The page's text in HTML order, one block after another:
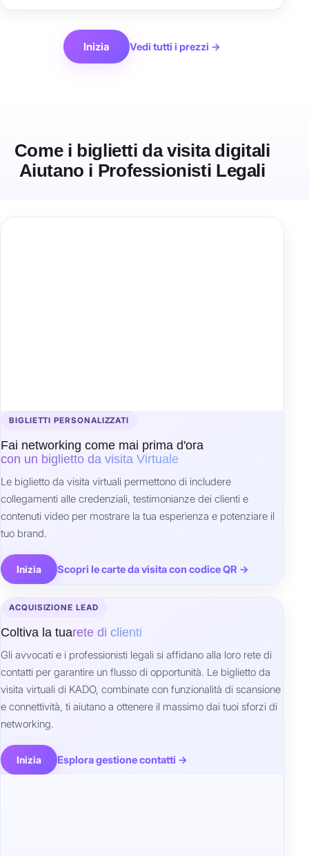
Inizia Vedi tutti i prezzi →
Come i biglietti da visita digitali
Aiutano i Professionisti Legali
BIGLIETTI PERSONALIZZATI
Fai networking come mai prima d'ora
con un biglietto da visita Virtuale
Le biglietto da visita virtuali permettono di includere
collegamenti alle credenziali, testimonianze dei clienti e
contenuti video per mostrare la tua esperienza e potenziare il
tuo brand.
Inizia Scopri le carte da visita con codice QR →
ACQUISIZIONE LEAD
Coltiva la tuarete di clienti
Gli avvocati e i professionisti legali si affidano alla loro rete di
contatti per garantire un flusso di opportunità. Le biglietto da
visita virtuali di KADO, combinate con funzionalità di scansione
e connettività, ti aiutano a ottenere il massimo dai tuoi sforzi di
networking.
Inizia Esplora gestione contatti →